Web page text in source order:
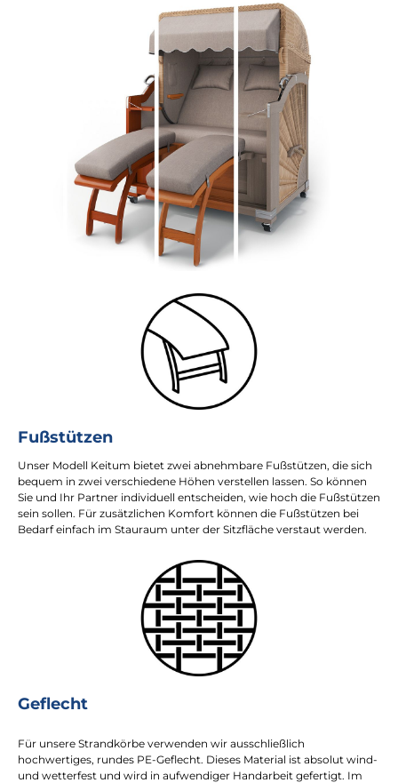
Fußstützen
Unser Modell Keitum bietet zwei abnehmbare Fußstützen, die sich
bequem in zwei verschiedene Höhen verstellen lassen. So können
Sie und Ihr Partner individuell entscheiden, wie hoch die Fußstützen
sein sollen. Für zusätzlichen Komfort können die Fußstützen bei
Bedarf einfach im Stauraum unter der Sitzfläche verstaut werden.
Geflecht
Für unsere Strandkörbe verwenden wir ausschließlich
hochwertiges, rundes PE-Geflecht. Dieses Material ist absolut wind-
und wetterfest und wird in aufwendiger Handarbeit gefertigt. Im